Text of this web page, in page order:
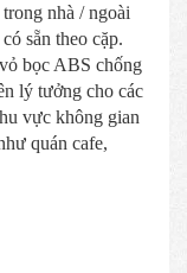
nhà / ngoài
sẵn theo cặp.
bọc ABS chống
lý tưởng cho các
vực không gian
quán cafe,